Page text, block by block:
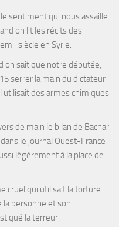
sentiment qui nous assaille
on lit les récits des
siècle en Syrie.
on sait que notre députée,
serrer la main du dictateur
des armes chimiques
de main le bilan de Bachar
le journal Ouest-France
légèrement à la place de
cruel qui utilisait la torture
personne et son
la terreur.